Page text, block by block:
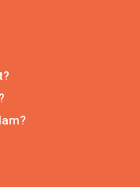
đấu...
theo yêu cầu
cám ơn bạn đã ghé